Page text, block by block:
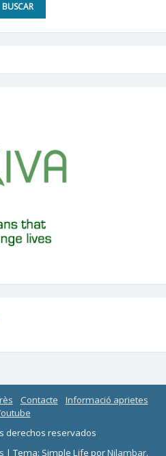
BUSCAR
Contacte
Informació aprietes
derechos reservados
|Tema: Simple Life porNilambar.